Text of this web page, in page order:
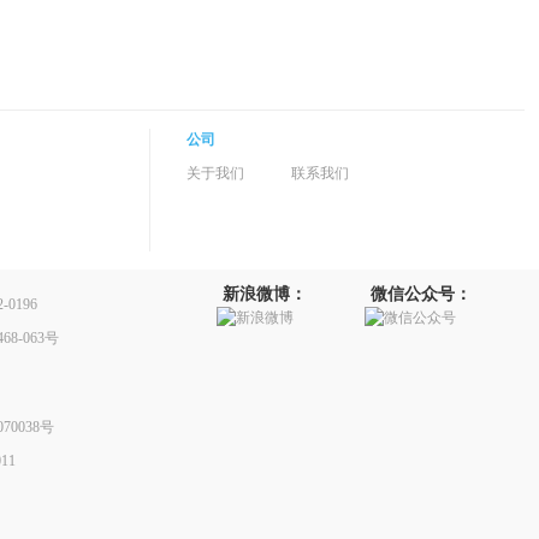
公司
关于我们
联系我们
0196
063号
号
新浪微博： 微信公众号：